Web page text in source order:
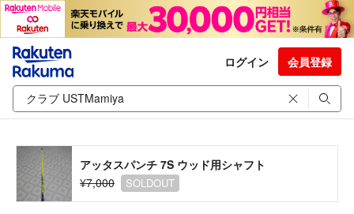
ログイン 会員登録
アッタスパンチ 7S ウッド用シャフト
¥7,000
SOLDOUT